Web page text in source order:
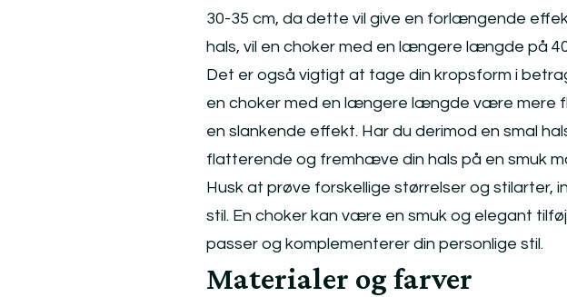
30-35 cm, da dette vil give en forlængende
hals, vil en choker med en længere længde på
Det er også vigtigt at tage din kropsform i
en choker med en længere længde være mere
en slankende effekt. Har du derimod en smal
flatterende og fremhæve din hals på en smuk
Husk at prøve forskellige størrelser og stilarter,
stil. En choker kan være en smuk og elegant
passer og komplementerer din personlige stil.
Materialer og farver